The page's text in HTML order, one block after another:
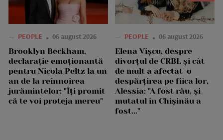
— PEOPLE 06 august 2026
Brooklyn Beckham,
declarație emoționantă
pentru Nicola Peltz la un
an de la reînnoirea
jurămintelor: "Îți promit
că te voi proteja mereu"
— PEOPLE 06 august 2026
Elena Vîșcu, despre
divorțul de CRBL și cât
de mult a afectat-o
despărțirea pe fiica lor,
Alessia: "A fost rău, și
mutatul în Chișinău a
fost..."